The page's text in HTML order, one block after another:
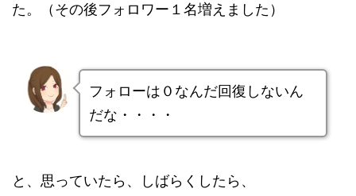
た。（その後フォロワー１名増えました）
フォローは０なんだ回復しないん
だな・・・・
と、思っていたら、しばらくしたら、